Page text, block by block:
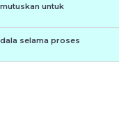
untuk
selama proses